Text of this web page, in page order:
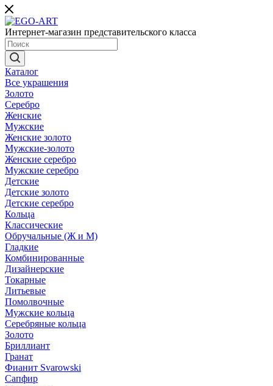
Интернет-магазин представительского класса
Каталог
Все украшения
Золото
Серебро
Женские
Мужские
Женские золото
Мужские-золото
Женские серебро
Мужские серебро
Детские
Детские золото
Детские серебро
Кольца
Классические
Обручальные (Ж и М)
Гладкие
Комбинированные
Дизайнерские
Токарные
Литьевые
Помолвочные
Мужские кольца
Серебряные кольца
Золото
Бриллиант
Гранат
Фианит Svarowski
Сапфир